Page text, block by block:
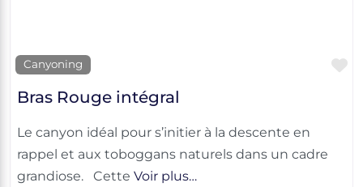
Canyoning
Bras Rouge intégral
Le canyon idéal pour s’initier à la descente en
rappel et aux toboggans naturels dans un cadre
grandiose. Cette Voir plus…